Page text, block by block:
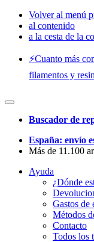
Volver al menú
al contenido
a la cesta de la
⚡️Cuanto más
filamentos y
Buscador de
España: envío
Más de 11.100
Ayuda
¿Dónde
Gastos de
Métodos
Contacto
Todos los